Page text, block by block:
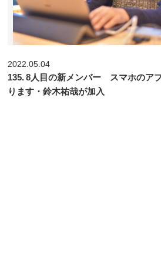
2022.05.04
135. 8人目の新メンバー スマホのア
ります・鈴木祐哉が加入